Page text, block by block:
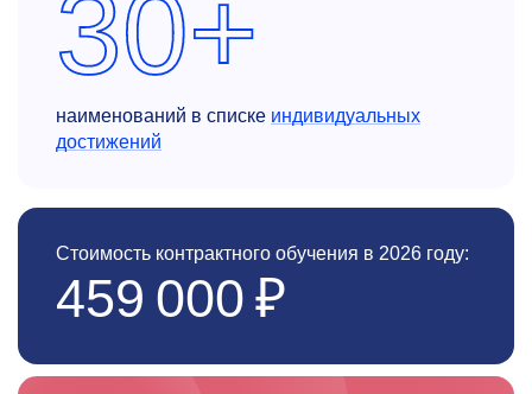
30+
наименований в списке индивидуальных
достижений
Стоимость контрактного обучения в 2026 году:
459 000 ₽